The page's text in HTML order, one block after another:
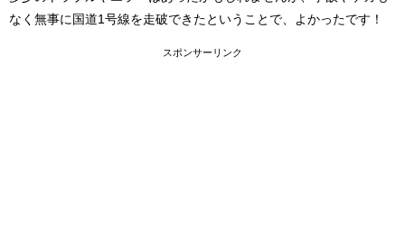
なく無事に国道1号線を走破できたということで、よかったです！
スポンサーリンク